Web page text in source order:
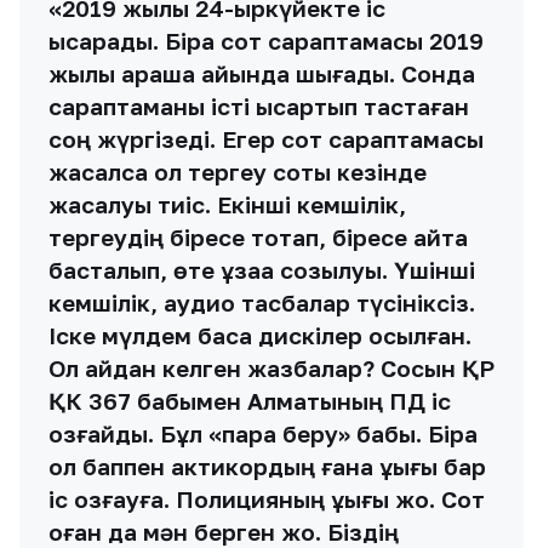
«2019 жылы 24-қыркүйекте іс
қысқарады. Бірақ сот сараптамасы 2019
жылы қараша айында шығады. Сонда
сараптаманы істі қысқартып тастаған
соң жүргізеді. Егер сот сараптамасы
жасалса ол тергеу соты кезінде
жасалуы тиіс. Екінші кемшілік,
тергеудің біресе тоқтап, біресе қайта
басталып, өте ұзаққа созылуы. Үшінші
кемшілік, аудио тасбалар түсініксіз.
Іске мүлдем басқа дискілер қосылған.
Ол қайдан келген жазбалар? Сосын ҚР
ҚК 367 бабымен Алматының ПД іс
қозғайды. Бұл «пара беру» бабы. Бірақ
ол баппен актикордың ғана құқығы бар
іс қозғауға. Полицияның құқығы жоқ. Сот
оған да мән берген жоқ. Біздің